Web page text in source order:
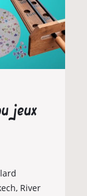
jeux
River